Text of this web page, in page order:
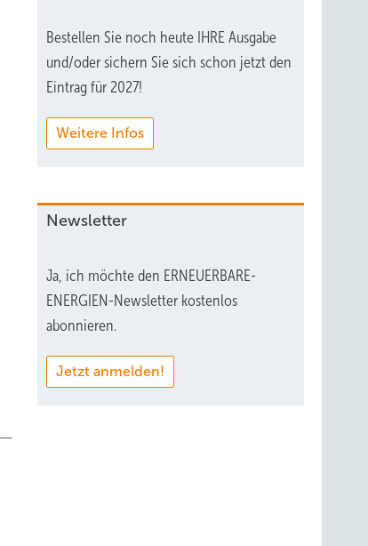
Bestellen Sie noch heute IHRE Ausgabe
und/oder sichern Sie sich schon jetzt den
Eintrag für 2027!
Weitere Infos
Newsletter
Ja, ich möchte den ERNEUERBARE-
ENERGIEN-Newsletter kostenlos
abonnieren.
Jetzt anmelden!